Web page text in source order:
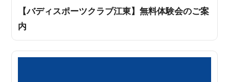
【バディスポーツクラブ江東】無料体験会のご案
内